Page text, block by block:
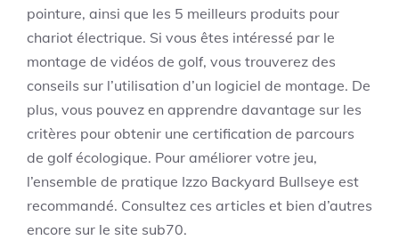
pointure, ainsi que les 5 meilleurs produits pour
chariot électrique. Si vous êtes intéressé par le
montage de vidéos de golf, vous trouverez des
conseils sur l’utilisation d’un logiciel de montage. De
plus, vous pouvez en apprendre davantage sur les
critères pour obtenir une certification de parcours
de golf écologique. Pour améliorer votre jeu,
l’ensemble de pratique Izzo Backyard Bullseye est
recommandé. Consultez ces articles et bien d’autres
encore sur le site sub70.